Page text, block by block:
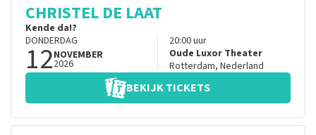
CHRISTEL DE LAAT
Kende da!?
DONDERDAG
12NOVEMBER
2026
20:00uur
Oude Luxor Theater
Rotterdam, Nederland
BEKIJK TICKETS